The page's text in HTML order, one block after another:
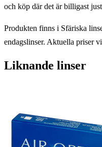
och köp där det är billigast
Produkten finns i Sfäriska
endagslinser. Aktuella priser
Liknande linser